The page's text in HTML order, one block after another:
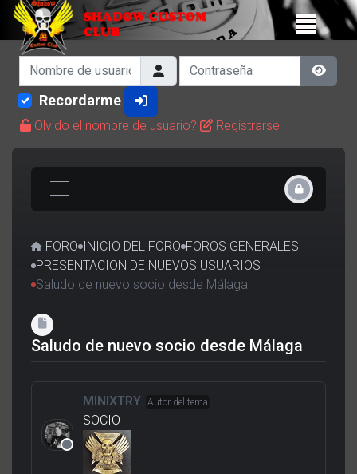
Nombre de usuario Contraseña
Show
Recordarme
Olvido el nombre de usuario? Registrarse
FORO INICIO DEL FORO FOROS GENERALES
PRESENTACION DE NUEVOS USUARIOS
Saludo de nuevo socio desde Málaga
Saludo de nuevo socio desde Málaga
MINIXTRY Autor del tema
SOCIO